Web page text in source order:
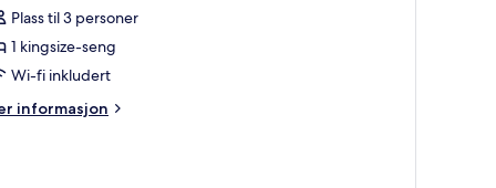
Plass til 3 personer
1 kingsize-seng
Wi-fi inkludert
informasjon